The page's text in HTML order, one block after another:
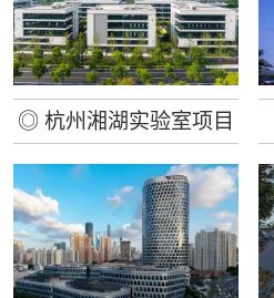
◎ 杭州湘湖实验室项目